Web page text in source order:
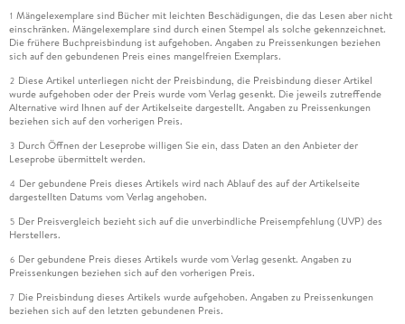
1 Mängelexemplare sind Bücher mit leichten Beschädigungen, die das Lesen aber nicht
einschränken. Mängelexemplare sind durch einen Stempel als solche gekennzeichnet.
Die frühere Buchpreisbindung ist aufgehoben. Angaben zu Preissenkungen beziehen
sich auf den gebundenen Preis eines mangelfreien Exemplars.
2 Diese Artikel unterliegen nicht der Preisbindung, die Preisbindung dieser Artikel
wurde aufgehoben oder der Preis wurde vom Verlag gesenkt. Die jeweils zutreffende
Alternative wird Ihnen auf der Artikelseite dargestellt. Angaben zu Preissenkungen
beziehen sich auf den vorherigen Preis.
3 Durch Öffnen der Leseprobe willigen Sie ein, dass Daten an den Anbieter der
Leseprobe übermittelt werden.
4 Der gebundene Preis dieses Artikels wird nach Ablauf des auf der Artikelseite
dargestellten Datums vom Verlag angehoben.
5 Der Preisvergleich bezieht sich auf die unverbindliche Preisempfehlung (UVP) des
Herstellers.
6 Der gebundene Preis dieses Artikels wurde vom Verlag gesenkt. Angaben zu
Preissenkungen beziehen sich auf den vorherigen Preis.
7 Die Preisbindung dieses Artikels wurde aufgehoben. Angaben zu Preissenkungen
beziehen sich auf den letzten gebundenen Preis.